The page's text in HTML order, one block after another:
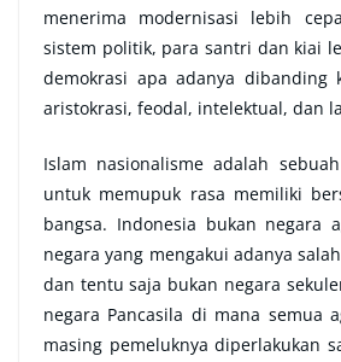
menerima modernisasi lebih
sistem politik, para santri dan kiai
demokrasi apa adanya dibanding
aristokrasi, feodal, intelektual, dan
Islam nasionalisme adalah
untuk memupuk rasa memiliki
bangsa. Indonesia bukan negara
negara yang mengakui adanya
dan tentu saja bukan negara
negara Pancasila di mana semua
masing pemeluknya diperlakukan